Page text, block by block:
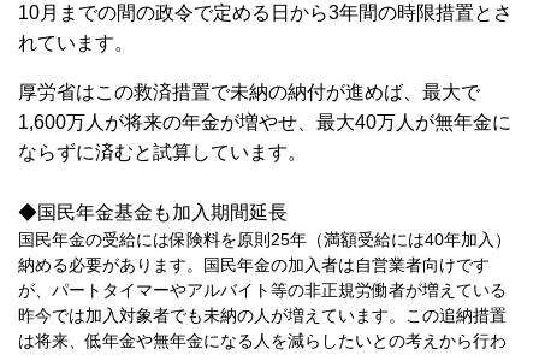
10月までの間の政令で定める日から3年間の時限措置とさ
れています。
厚労省はこの救済措置で未納の納付が進めば、最大で
1,600万人が将来の年金が増やせ、最大40万人が無年金に
ならずに済むと試算しています。
◆国民年金基金も加入期間延長
国民年金の受給には保険料を原則25年（満額受給には40年加入）
納める必要があります。国民年金の加入者は自営業者向けです
が、パートタイマーやアルバイト等の非正規労働者が増えている
昨今では加入対象者でも未納の人が増えています。この追納措置
は将来、低年金や無年金になる人を減らしたいとの考えから行わ